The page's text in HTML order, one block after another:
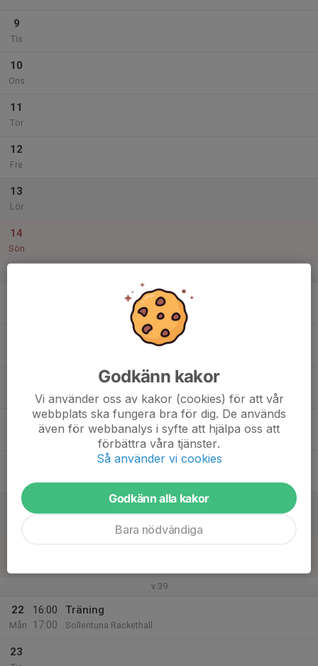
9
Tis
10
Ons
11
Tor
12
Fre
13
Lör
14
Sön
Sollentuna Rackethall
20
v.39
22
Mån
16:00
17:00
Träning
Sollentuna Rackethall
23
Godkänn kakor
Vi använder oss av kakor (cookies) för att vår
webbplats ska fungera bra för dig. De används
även för webbanalys i syfte att hjälpa oss att
förbättra våra tjänster.
Så använder vi cookies
Godkänn alla kakor
Bara nödvändiga